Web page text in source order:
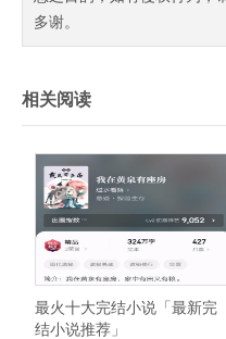
多谢。
相关阅读
最火十大完结小说「最新完
结小说推荐」